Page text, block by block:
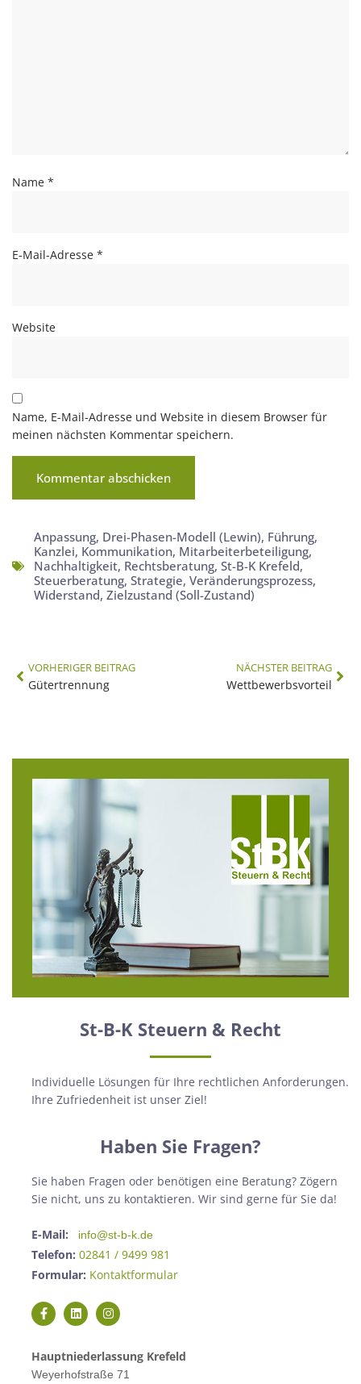
Name *
E-Mail-Adresse *
Website
Name, E-Mail-Adresse und Website in diesem Browser für
meinen nächsten Kommentar speichern.
Anpassung, Drei-Phasen-Modell (Lewin), Führung,
Kanzlei, Kommunikation, Mitarbeiterbeteiligung,
Nachhaltigkeit, Rechtsberatung, St-B-K Krefeld,
Steuerberatung, Strategie, Veränderungsprozess,
Widerstand, Zielzustand (Soll-Zustand)
VORHERIGER BEITRAG
Gütertrennung
NÄCHSTER BEITRAG
Wettbewerbsvorteil
St-B-K Steuern & Recht
Individuelle Lösungen für Ihre rechtlichen Anforderungen.
Ihre Zufriedenheit ist unser Ziel!
Haben Sie Fragen?
Sie haben Fragen oder benötigen eine Beratung? Zögern
Sie nicht, uns zu kontaktieren. Wir sind gerne für Sie da!
E-Mail: info@st-b-k.de
Telefon: 02841 / 9499 981
Formular: Kontaktformular
Hauptniederlassung Krefeld
Weyerhofstraße 71